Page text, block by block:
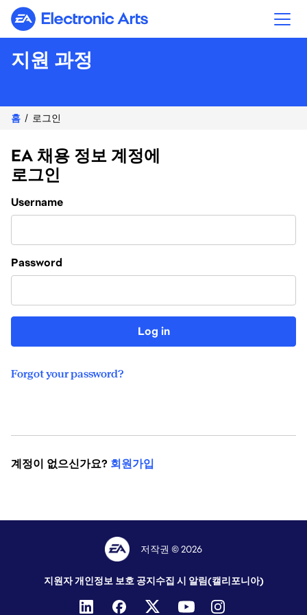
Electronic Arts
지원 과정
홈 로그인
EA 채용 정보 계정에
로그인
Login
Username
Password
Log in
Forgot your password?
계정이 없으신가요? 회원가입
저작권 © 2026
지원자 개인정보 보호 공지수집 시 알림(캘리포니아)